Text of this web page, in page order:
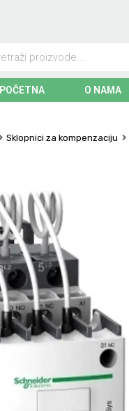
POČETNA O NAMA
Sklopnici za kompenzaciju